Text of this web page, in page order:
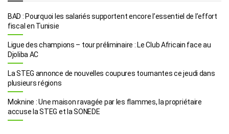
BAD : Pourquoi les salariés supportent encore l’essentiel de l’effort
fiscal en Tunisie
Ligue des champions – tour préliminaire : Le Club Africain face au
Djoliba AC
La STEG annonce de nouvelles coupures tournantes ce jeudi dans
plusieurs régions
Moknine : Une maison ravagée par les flammes, la propriétaire
accuse la STEG et la SONEDE